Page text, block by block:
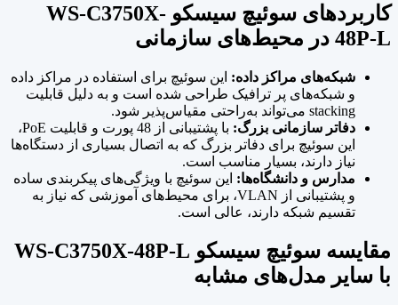
کاربردهای سوئیچ سیسکو WS-C3750X-
48P-L در محیط‌های سازمانی
شبکه‌های مراکز داده: این سوئیچ برای استفاده در مراکز داده
و شبکه‌های پر ترافیک طراحی شده است و به دلیل قابلیت
stacking می‌تواند به‌راحتی مقیاس‌پذیر شود.
دفاتر سازمانی بزرگ:
با پشتیبانی از 48 پورت و قابلیت PoE،
این سوئیچ برای دفاتر بزرگ که به اتصال بسیاری از دستگاه‌ها
نیاز دارند، بسیار مناسب است.
مدارس و دانشگاه‌ها: این سوئیچ با ویژگی‌های پیکربندی ساده
و پشتیبانی از VLAN، برای محیط‌های آموزشی که نیاز به
تقسیم شبکه دارند، عالی است.
مقایسه سوئیچ سیسکو WS-C3750X-48P-L
با سایر مدل‌های مشابه